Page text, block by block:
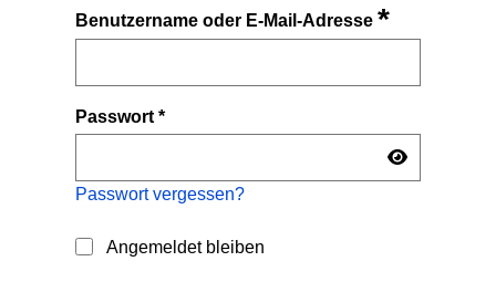
Benutzername oder E-Mail-Adresse*
Passwort*
Passwort vergessen?
Angemeldet bleiben